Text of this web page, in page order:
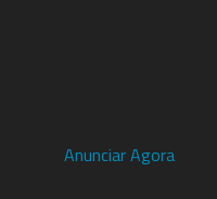
Anunciar Agora